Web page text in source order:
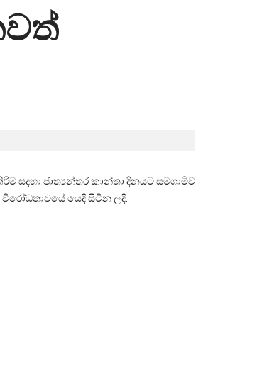
සදහා ජාත්‍යන්තර කාන්තා දිනයට සමගාමිව
යෙදි සිටින ලදි.